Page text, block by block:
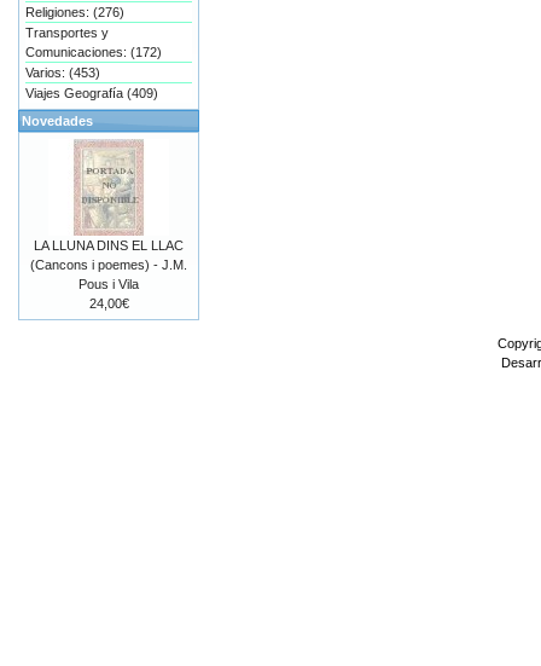
Religiones: (276)
Transportes y
Comunicaciones: (172)
Varios: (453)
Viajes Geografía (409)
Novedades
LA LLUNA DINS EL LLAC
(Cancons i poemes) - J.M.
Pous i Vila
24,00€